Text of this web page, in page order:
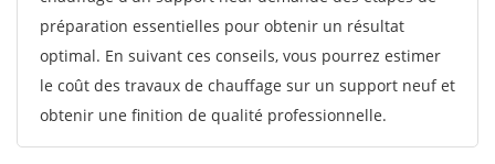
préparation essentielles pour obtenir un résultat
optimal. En suivant ces conseils, vous pourrez estimer
le coût des travaux de chauffage sur un support neuf et
obtenir une finition de qualité professionnelle.